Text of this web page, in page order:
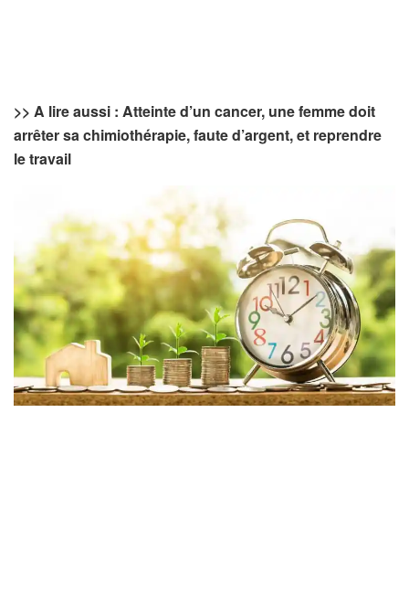
>> A lire aussi : Atteinte d’un cancer, une femme doit
arrêter sa chimiothérapie, faute d’argent, et reprendre
le travail